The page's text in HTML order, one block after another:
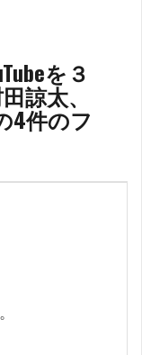
を３
諒太、
4件のフ